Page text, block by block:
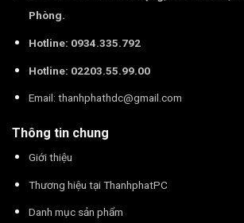
Phòng.
Hotline: 0934.335.792
Hotline: 02203.55.99.00
Email: thanhphathdc@gmail.com
Thông tin chung
Giới thiệu
Thương hiệu tại ThanhphatPC
Danh mục sản phẩm